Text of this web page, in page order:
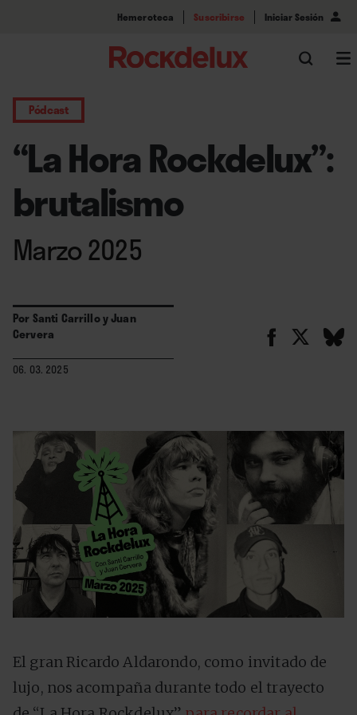
Hemeroteca Suscribirse Iniciar Sesión
Pódcast
“La Hora Rockdelux”:
brutalismo
Marzo 2025
Por Santi CarrilloyJuan
Cervera
06. 03. 2025
El gran Ricardo Aldarondo, como invitado de
lujo, nos acompaña durante todo el trayecto